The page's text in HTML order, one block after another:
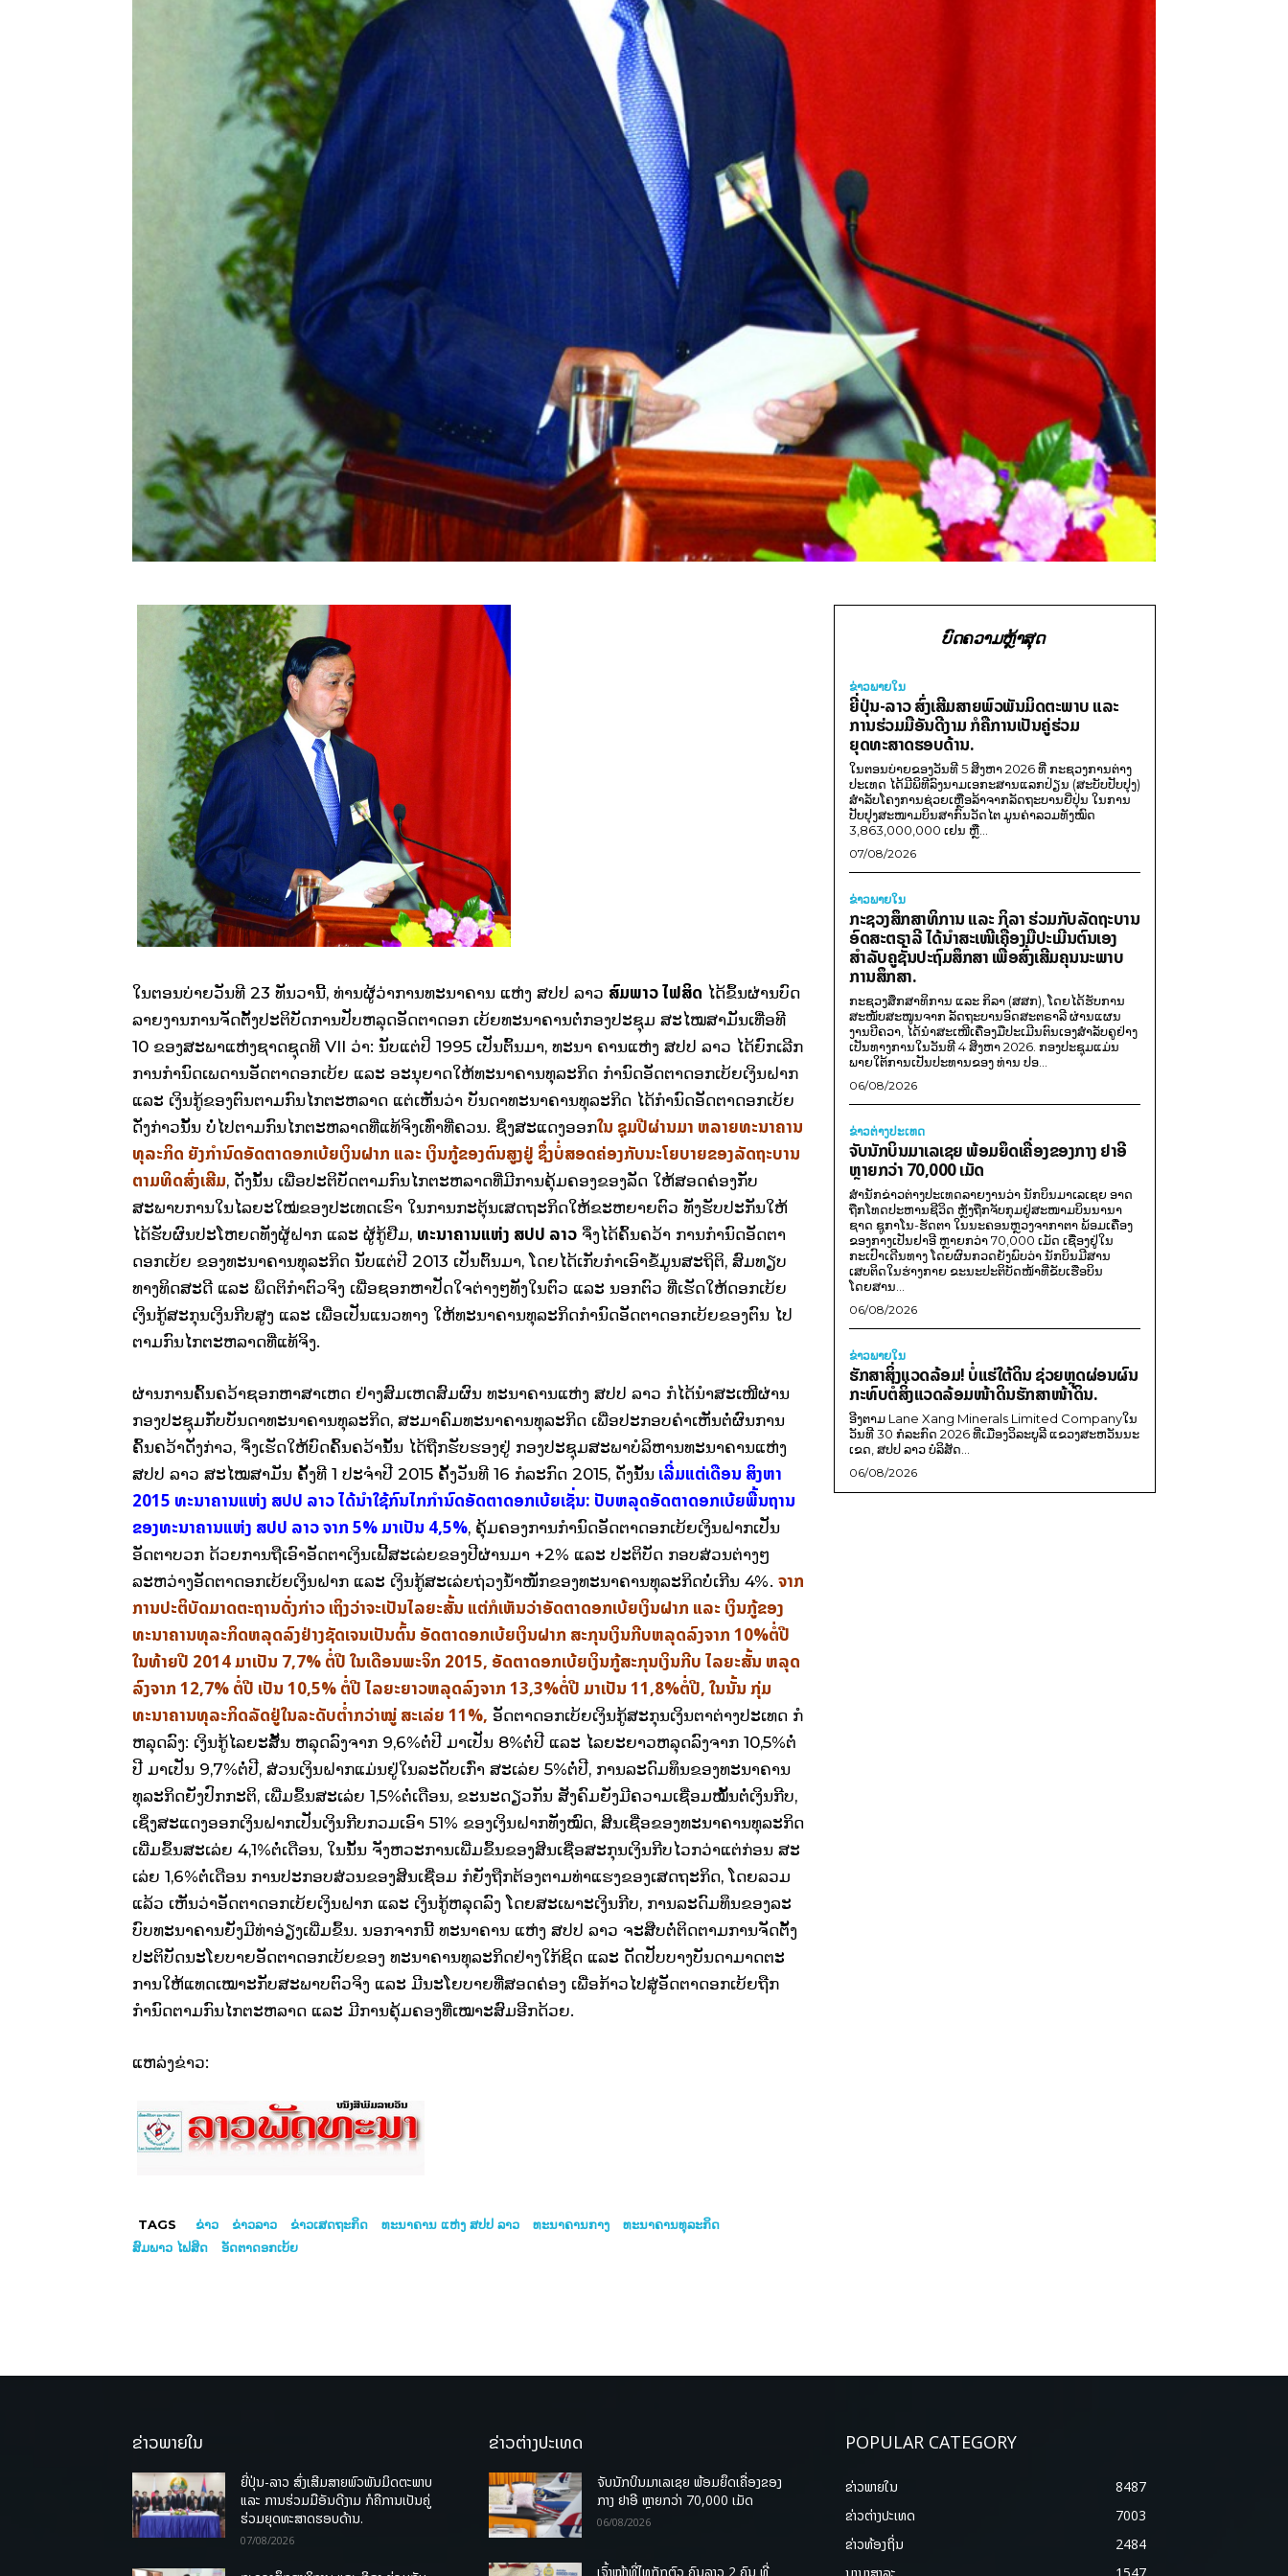
​ໃນ​ຕອນ​ບ່າຍວັນ​ທີ 23 ທັນວາ​ນີ້, ທ່ານ​ຜູ້​ວ່າການ​ທະນາຄານ​ ​ແຫ່ງ ສປປ ລາວ ສົມ​ພາວ ​ໄຟ​ສິດ ​ໄດ້​ຂຶ້ນ​ຜ່ານ​ບົດ​
ລາຍ​ງານ​ການຈັດ​ຕັ້ງ​ປະຕິບັດ​ການ​ປັບ​ຫລຸດ​ອັດຕາ​ດອກ​ ເບ້ຍ​ທະນາຄານຕໍ່​ກອງ​ປະຊຸມ​ ສະ​ໄໝ​ສາມັນ​ເທື່ອ​ທີ
10 ຂອງ​ສະພາ​ແຫ່ງ​ຊາດຊຸດ​ທີ VII ວ່າ: ນັບ​ແຕ່ປິ 1995 ​ເປັນ​ຕົ້ນ​ມາ, ທະນາ ຄານ​ແຫ່ງ ສປປ ລາວ ​ໄດ້​ຍົກ​ເລີກ​
ການ​ກຳນົດ​​ເພດານ​ອັດຕາ​ດອກ​ເບ້ຍ ​ແລະ ອະນຸຍາດ​ໃຫ້​ທະນາຄານ​ທຸລະ​ກິດ ກໍ​ານົດອັດຕາ​ດອກ​ເບ້ຍ​ເງິນ​ຝາກ ​
ແລະ ​ເງິນ​ກູ້​ຂອງ​ຕົນ​ຕາມ​ກົນ​ໄກ​ຕະຫລາດ ​ແຕ່​ເຫັນ​ວ່າ ບັນດາ​ທະນາຄານ​ທຸລະ​ກິດ ​ໄດ້​ກຳນົດ​ອັດຕາ​ດອກ​ເບ້ຍ​
ດັ່ງກ່າວ​ນັ້ນ ບໍ່​​ໄປ​ຕາມ​ກົນ​ໄກ​ຕະຫລາດ​ທີ່​ແທ້​ຈິງ​ເທົ່າ​ທີ່​ຄວນ. ຊຶ່ງ​ສະ​ແດງ​ອອກ​ໃນ ​ຊຸມ​ປີຜ່ານມາ ຫລາຍທະນາຄານ​
ທຸລະ​ກິດ ຍັງ​ກຳນົດ​ອັດຕາ​ດອກ​ເບ້ຍ​ເງິນ​ຝາກ ​ແລະ ​ເງິນ​ກູ້​ຂອງ​ຕົນ​ສູງ​ຢູ່ ຊຶ່ງ​ບໍ່​ສອດຄ່ອງກັບ​ນະ​ໂຍບາຍ​ຂອງ​ລັດຖະບານ​
ຕາມ​ທິດ​ສົ່ງ​ເສີມ, ດັ່ງ​ນັ້ນ ​ເພື່ອ​ປະຕິບັດ​ຕາມ​ກົນ​ໄກ​ຕະຫລາດ​ທີ່​ມີ​ການ​ຄຸ້ມ​ຄອງ​ຂອງ​ລັດ ​ໃຫ້​ສອດຄ່ອງ​ກັບ​
ສະພາບ​ການ​ໃນ​ໄລຍະ​​ໃໝ່​ຂອງ​ປະ​ເທດ​ເຮົາ ​ໃນ​ການ​ກະ​ຕຸ້ນ​ເສດຖະກິດ​ໃຫ້​ຂະຫຍາຍຕົວ ທັງ​ຮັບປະກັນ​ໃຫ້​
ໄດ້​ຮັບ​ຜົນ​ປະ​ໂຫຍ​ດທັງ​ຜູ້​ຝາກ ​ແລະ ຜູ້​ກູ້​ຢືມ, ທະນາຄານ​ແຫ່ງ ສປປ ລາວ ຈຶ່ງ​ໄດ້​ຄົ້ນຄວ້າ​ ການ​ກຳນົດ​ອັດຕາ​
ດອກ​ເບ້ຍ​ ຂອງ​ທະນາຄານ​ທຸລະ​ກິດ ນັບ​ແຕ່​ປີ 2013 ​ເປັນ​ຕົ້ນ​ມາ, ​ໂດຍ​ໄດ້​​ເກັບ​ກຳ​ເອົາ​ຂໍ້​ມູນ​ສະຖິຕິ, ສົມ​ທຽບ​
ທາງ​ທິດ​ສະ​ດີ ​ແລະ ພຶດ​ຕິ​ກຳ​ຕົວ​ຈິງ ​ເພື່ອຊອກ​ຫາ​ປັດ​ໃຈ​ຕ່າງໆ​ທັງ​ໃນ​ຕົວ ​ແລະ ນອກ​ຕົວ ທີ່​ເຮັດ​ໃຫ້​ດອກ​ເບ້ຍ​
ເງິນ​ກູ້​ສະກຸນ​ເງິນ​ກີບ​ສູງ ​ແລະ ​ເພື່ອ​ເປັນ​ແນວທາງ​ ໃຫ້​ທະນາຄານ​ທຸລະ​ກິດ​ກຳນົດ​ອັດຕາ​ດອກ​ເບ້ຍ​ຂອງ​ຕົນ​ ໄປ​
ຕາມ​ກົນ​ໄກ​ຕະຫລາດ​ທີ່​ແທ້​ຈິງ.
ຜ່ານ​ການ​ຄົ້ນຄວ້າ​ຊອກ​ຫາ​ສາ​ເຫດ​ ຢ່າງ​ສົມ​ເຫດ​ສົມ​ຜົນ ທະນາຄານ​ແຫ່ງ ສປປ ລາວ ກໍ​ໄດ້​ນຳ​ສະ​ເໜີ​ຜ່ານ​
ກອງ​ປະຊຸມ​ກັບ​ບັນດາ​ທະນາຄານ​ທຸລະ​ກິດ, ສະມາຄົມ​ທະນາຄານ​ທຸລະ​ກິດ ​ເພື່ອ​ປະກອບ​ຄຳ​ເຫັນ​ຕໍ່​ຜົນ​ການ​
ຄົ້ນຄວ້າ​ດັ່ງກ່າວ, ຈຶ່ງ​ເຮັດ​ໃຫ້​ບົດ​ຄົ້ນຄວ້າ​ນັ້ນ ​ໄດ້​ຖືກ​ຮັບຮອງ​ຢູ່​ ກອງ​ປະຊຸມ​ສະພາ​ບໍລິຫານ​ທະນາຄານ​ແຫ່ງ
ສປປ ລາວ ສະ​ໄໝ​ສາມັນ ຄັ້ງ​ທີ 1 ປະຈຳ​ປີ 2015 ຄັ້ງ​ວັນ​ທີ 16 ກໍລະກົດ 2015, ດັ່ງ​ນັ້ນ ​ເລີ່​ມ​ແຕ່​ເດືອນ ສິງຫາ
2015 ​ທະນາຄານ​ແຫ່ງ ສປປ ລາວ ​ໄດ້​ນຳ​ໃຊ້​ກົນ​ໄກ​ກຳນົດ​ອັດຕາ​ດອກ​ເບ້ຍ​​ເຊັ່ນ: ປັບ​ຫລຸດ​ອັດຕາ​ດອກ​ເບ້ຍ​ພື້ນຖານ​
ຂອງ​ທະນາຄານ​ແຫ່ງ ສປປ ລາວ ຈາກ 5% ມາ​ເປັນ 4,5%, ຄຸ້ມ​ຄອງ​ການ​ກຳນົດ​ອັດຕາ​ດອກ​ເບ້ຍ​ເງິນ​ຝາກ​ເປັນ​
ອັດຕາ​ບວກ ດ້ວຍ​ການ​ຖື​ເອົາ​ອັດຕາ​ເງິນ​ເຟີ້​ສະ​ເລ່ຍຂອງ​ປີຜ່ານມາ +2% ​ແລະ ປະຕິ​ບັດ ກອບ​ສ່ວນ​ຕ່າງໆ
ລະຫວ່າງ​ອັດຕາ​ດອກ​ເບ້ຍ​ເງິນ​ຝາກ ​ແລະ ​ເງິນ​ກູ້​ສະ​ເລ່ຍຖ່ວງ​ນ້ຳໜັກ​ຂອງ​ທະນາຄານ​ທຸລະ​ກິດ​ບໍ່​ເກີນ 4%. ຈາກ
​ການ​ປະຕິບັດ​ມາດຕະຖານ​ດັ່ງກ່າວ ​​ເຖິງ​ວ່າ​ຈະ​ເປັນ​​ໄລຍະ​ສັ້ນ ​ແຕ່​ກໍ​ເຫັນ​ວ່າ​ອັດຕາ​ດອກ​ເບ້ຍ​ເງິນ​ຝາກ ​ແລະ ​ເງິນ​ກູ້​ຂອງ​
ທະນາຄານ​ທຸລະ​ກິດ​ຫລຸດ​ລົງຢ່າງ​ຊັດ​ເຈນ​ເປັນ​ຕົ້ນ ອັດຕາ​ດອກ​ເບ້ຍ​ເງິນ​ຝາກ ສະກຸນ​ເງິນ​ກີບ​ຫລຸດ​ລົງ​ຈາກ 10%ຕໍ່​ປີ ​
ໃນ​ທ້າຍ​ປີ 2014 ມາ​ເປັນ 7,7% ຕໍ່​ປີ ​ໃນ​ເດືອນພະຈິກ 2015, ອັດຕາ​ດອກ​ເບ້ຍ​ເງິນ​ກູ້​ສະກຸນ​ເງິນ​ກີບ ​ໄລຍະ​ສັ້ນ ຫລຸດ​
ລົງຈາກ 12,7% ຕໍ່​ປີ ​ເປັນ 10,5% ຕໍ່​ປີ ​ໄລຍະ​ຍາວ​ຫລຸດ​ລົງ​ຈາກ 13,3%ຕໍ່​ປີ ມາ​ເປັນ 11,8%ຕໍ່​ປີ, ​ໃນ​ນັ້ນ ກຸ່ມ​
ທະນາຄານ​ທຸລະ​ກິ​ດລັດ​ຢູ່​ໃນ​ລະດັບ​ຕ່ຳ​ກວ່າ​ໝູ່ ສະ​ເລ່ຍ 11%, ອັດຕາ​ດອກ​ເບ້ຍ​ເງິນ​ກູ້​ສະກຸນ​ເງິນຕາ​ຕ່າງປະ​ເທດ ກໍ​
ຫລຸດ​ລົງ: ​ເງິນ​ກູ້​ໄລຍະ​ສັ້ນ ຫລຸດ​ລົງ​ຈາກ 9,6%ຕໍ່​ປີ ມາ​ເປັນ 8%ຕໍ່​ປີ ​ແລະ ​ໄລຍະ​ຍາວ​ຫລຸດ​ລົງ​ຈາກ 10,5%ຕໍ່​
ປີ ​ມາ​ເປັນ 9,7%ຕໍ່​ປີ, ສ່ວນ​ເງິນ​ຝາກ​ແມ່ນ​ຢູ່​​ໃນ​ລະດັບ​ເກົ່າ ສະ​ເລ່ຍ 5%ຕໍ່​ປີ, ການ​ລະດົມ​ທຶນ​ຂອງ​ທະນາຄານ​
ທຸລະ​ກິດ​ຍັງ​ປົກກະຕິ, ​ເພີ່ມ​ຂຶ້ນ​ສະ​ເລ່ຍ 1,5%ຕໍ່​ເດືອນ, ຂະນະ​ດຽວ​ກັນ ສັງຄົມ​ຍັງ​ມີ​ຄວາມ​ເຊື່ອມ​ໝັ້ນ​ຕໍ່​ເງິນ​ກີບ, ​
ເຊິ່ງສະ​ແດງ​ອອກ​ເງິນ​ຝາກ​ເປັນ​ເງິນ​ກີບ​ກວມ​ເອົາ 51% ຂອງ​ເງິນ​ຝາກ​ທັງ​ໝົດ, ສິນ​ເຊື່ອຂອງ​ທະນາຄານ​ທຸລະ​ກິດ
​ເພີ່ມ​ຂຶ້ນ​ສະ​ເລ່ຍ 4,1%ຕໍ່​ເດືອນ, ​ໃນ​ນັ້ນ ຈັງຫວະ​ການ​ເພີ່ມ​ຂຶ້ນ​ຂອງ​ສິນ​ເຊື່ອ​ສະກຸນ​ເງິນ​ກີບ​ໄວ​ກວ່າ​ແຕ່​ກ່ອນ ສະ​
ເລ່ຍ 1,6%ຕໍ່​ເດືອນ ການ​ປະກອບສ່ວນ​ຂອງ​ສິນ​ເຊື່ອມ ກໍ​ຍັງ​ຖືກຕ້ອງ​ຕາມ​ທ່າ​ແຮງ​ຂອງ​ເສດຖະກິດ, ​ໂດຍ​ລວມ​
ແລ້ວ ​ເຫັນ​ວ່າ​ອັດຕາ​ດອກ​ເບ້ຍ​ເງິນ​ຝາກ ​ແລະ ​ເງິນ​ກູ້​ຫລຸດ​ລົງ ​ໂດຍ​ສະ​ເພາະ​ເງິນ​ກີບ, ການ​ລະດົມ​ທຶນ​ຂອງ​ລະ​
ບົບທະນາຄານ​ຍັງ​ມີ​ທ່າ​ອ່ຽງ​ເພີ່ມ​ຂຶ້ນ. ນອກຈາກ​ນີ້ ທະນາຄານ ​ແຫ່ງ ສປປ ລາວ ຈະ​ສືບ​ຕໍ່​ຕິດຕາມ​ການຈັດ​ຕັ້ງ​
ປະຕິບັດ​ນະ​ໂຍບາຍ​ອັດຕາ​ດອກ​ເບ້ຍ​ຂອງ​ ທະນາຄານ​ທຸລະ​ກິດ​ຢ່າງ​ໃກ້ຊິດ ​ແລະ ດັດ​ປັບ​ບາງ​ບັນດາ​ມາດ​ຕະ
ການ​ໃຫ້​ແທດ​ເໝາະ​ກັບ​ສະພາບ​ຕົວ​ຈິງ ​ແລະ ມີ​ນະ​ໂຍບາຍ​ທີ່​ສອດຄ່ອງ ​ເພື່ອ​ກ້າວ​ໄປ​ສູ່ອັດຕາ​ດອກ​ເບ້ຍ​ຖືກ​
ກຳນົດ​ຕາມ​ກົນ​ໄກ​ຕະຫລາດ ​ແລະ ມີ​ການ​ຄຸ້ມ​ຄອງ​ທີ່​ເໝາະ​ສົມອີ​ກດ້ວຍ.
ແຫລ່ງຂ່າວ:
TAGS ຂ່າວ ຂ່າວລາວ ຂ່າວເສດຖະກິດ ທະນາຄານ ແຫ່ງ ສປປ ລາວ ທະ​ນ​າ​ຄານ​ກາງ
ທະນາຄານທຸລະກິດ
ສົມພາວ ໄຟສິດ
ອັດຕາດອກເບ້ຍ
ບົດຄວາມຫຼ້າສຸດ
ຂ່າວພາຍ​ໃນ
ຍີ່ປຸ່ນ-ລາວ ສົ່ງເສີມສາຍພົວພັນມິດຕະພາບ ແລະ
ການຮ່ວມມືອັນດີງາມ ກໍຄືການເປັນຄູ່ຮ່ວມ
ຍຸດທະສາດຮອບດ້ານ.
ໃນຕອນບ່າຍຂອງວັນທີ 5 ສິງຫາ 2026 ທີ່ ກະຊວງການຕ່າງ
ປະເທດ ໄດ້ມີພິທີລົງນາມເອກະສານແລກປ່ຽນ (ສະບັບປັບປຸງ)
ສໍາລັບໂຄງການຊ່ວຍເຫຼືອລ້າຈາກລັດຖະບານຍີ່ປຸ່ນ ໃນການ
ປັບປຸງສະໜາມບິນສາກົນວັດໄຕ ມູນຄ່າລວມທັງໝົດ
3,863,000,000 ເຢນ ຫຼື...
07/08/2026
ຂ່າວພາຍ​ໃນ
ກະຊວງສຶກສາທິການ ແລະ ກິລາ ຮ່ວມກັບລັດຖະບານ
ອົດສະຕຣາລີ ໄດ້ນຳສະເໜີເຄື່ອງມືປະເມີນຕົນເອງ
ສຳລັບຄູຊັ້ນປະຖົມສຶກສາ ເພື່ອສົ່ງເສີມຄຸນນະພາບ
ການສຶກສາ.
ກະຊວງສຶກສາທິການ ແລະ ກິລາ (ສສກ), ໂດຍໄດ້ຮັບການ
ສະໜັບສະໜູນຈາກ ລັດຖະບານອົດສະຕຣາລີ ຜ່ານແຜນ
ງານບີຄວາ, ໄດ້ນຳສະເໜີເຄື່ອງມືປະເມີນຕົນເອງສຳລັບຄູຢ່າງ
ເປັນທາງການໃນວັນທີ 4 ສິງຫາ 2026. ກອງປະຊຸມແມ່ນ
ພາຍໃຕ້ການເປັນປະທານຂອງ ທ່ານ ປອ...
06/08/2026
ຂ່າວຕ່າງປະເທດ
ຈັບນັກບິນມາເລເຊຍ ພ້ອມຍຶດເຄື່ອງຂອງກາງ ຢາອີ
ຫຼາຍກວ່າ 70,000 ເມັດ
ສຳນັກຂ່າວຕ່າງປະເທດລາຍງານວ່າ ນັກບິນມາເລເຊຍ ອາດ
ຖືກໂທດປະຫານຊີວິດ ຫຼັງຖືກຈັບກຸມຢູ່ສະໜາມບິນນານາ
ຊາດ ຊູກາໂນ-ຮັດຕາ ໃນນະຄອນຫຼວງຈາກາຕາ ພ້ອມເຄື່ອງ
ຂອງກາງເປັນຢາອີ ຫຼາຍກວ່າ 70,000 ເມັດ ເຊື່ອງຢູ່ໃນ
ກະເປົາເດີນທາງ ໂດຍຜົນກວດຍັງພົບວ່າ ນັກບິນມີສານ
ເສບຕິດໃນຮ່າງກາຍ ຂະນະປະຕິບັດໜ້າທີ່ຂັບເຮືອບິນ
ໂດຍສານ...
06/08/2026
ຂ່າວພາຍ​ໃນ
ຮັກສາສິ່ງແວດລ້ອມ! ບໍ່ແຮ່ໃຕ້ດິນ ຊ່ວຍຫຼຸດຜ່ອນຜົນ
ກະທົບຕໍ່ສິ່ງແວດລ້ອມໜ້າດິນຮັກສາໜ້າດິນ.
ອີງຕາມ Lane Xang Minerals Limited Companyໃນ
ວັນທີ 30 ກໍລະກົດ 2026 ທີ່ເມືອງວິລະບູລີ ແຂວງສະຫວັນນະ
ເຂດ, ສປປ ລາວ ບໍລິສັດ...
06/08/2026
ຂ່າວພາຍໃນ
ຍີ່ປຸ່ນ-ລາວ ສົ່ງເສີມສາຍພົວພັນມິດຕະພາບ
ແລະ ການຮ່ວມມືອັນດີງາມ ກໍຄືການເປັນຄູ່
ຮ່ວມຍຸດທະສາດຮອບດ້ານ.
07/08/2026
ຂ່າວຕ່າງປະເທດ
ຈັບນັກບິນມາເລເຊຍ ພ້ອມຍຶດເຄື່ອງຂອງ
ກາງ ຢາອີ ຫຼາຍກວ່າ 70,000 ເມັດ
06/08/2026
ເຈົ້າໜ້າທີ່ໄທກັກຕົວ ຄົນລາວ 2 ຄົນ ທີ່
POPULAR CATEGORY
ຂ່າວພາຍ​ໃນ
8487
ຂ່າວຕ່າງປະເທດ
7003
ຂ່າວທ້ອງຖິ່ນ
2484
ນານາສາລະ
1547